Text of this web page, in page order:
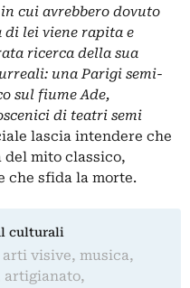
cui avrebbero dovuto
di lei viene rapita e
ricerca della sua
una Parigi semi-
sul fiume Ade,
di teatri semi
lascia intendere che
mito classico,
che sfida la morte.
culturali
visive, musica,
artigianato,